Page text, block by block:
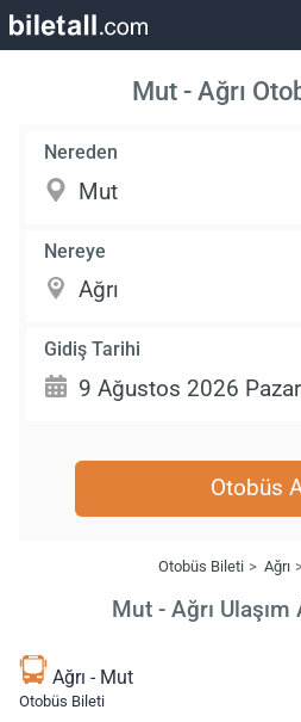
Mut - Ağrı
Nereden
Nereye
Gidiş Tarihi
Otobüs
Otobüs Bileti Ağrı
Mut - Ağrı
Ağrı - Mut
Otobüs Bileti